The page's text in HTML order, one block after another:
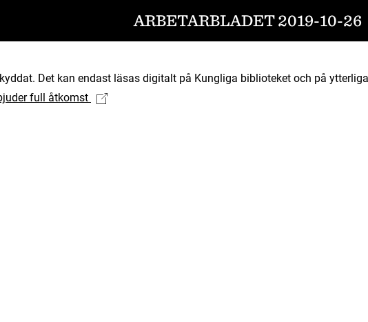
ARBETARBLADET 2019-10-26
Det kan endast läsas digitalt på Kungliga biblioteket och på
full åtkomst